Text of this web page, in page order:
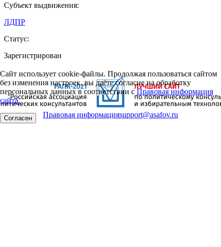
Субъект выдвижения:
ЛДПР
Статус:
Зарегистрирован
Сайт использует cookie-файлы. Продолжая пользоваться сайтом
без изменения настроек, вы даёте согласие на обработку
персональных данных в соответствии сПравовая информация
сайта.
Согласен Правовая информацияsupport@asafov.ru